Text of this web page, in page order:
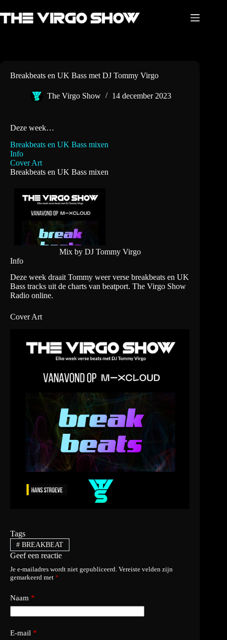
naar
de
Breakbeats en UK Bass met DJ Tommy Virgo
The Virgo Show 14 december 2023
Deze week…
Breakbeats en UK Bass mixen
Info
Cover Art
Breakbeats en UK Bass mixen
Mix by DJ Tommy Virgo
Info
Deze week draait Tommy weer verse breakbeats en UK
Bass tracks uit de charts van beatport. The Virgo Show
Radio online.
Cover Art
Tags
#BREAKBEAT
Geef een reactie
Je e-mailadres wordt niet gepubliceerd. Vereiste velden zijn
gemarkeerd met *
Naam *
E-mail *